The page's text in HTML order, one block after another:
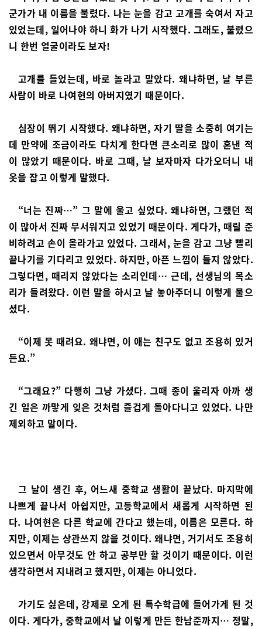
군가가 내 이름을 불렸다. 나는 눈을 감고 고개를 숙여서 자고
있었는데, 일어나야 하니 화가 나기 시작했다. 그래도, 불렸으
니 한번 얼굴이라도 보자!
고개를 들었는데, 바로 놀라고 말았다. 왜냐하면, 날 부른
사람이 바로 나여현의 아버지였기 때문이다.
심장이 뛰기 시작했다. 왜냐하면, 자기 딸을 소중히 여기는
데 만약에 조금이라도 다치게 한다면 큰소리로 많이 혼낸 적
이 많았기 때문이다. 바로 그때, 날 보자마자 다가오더니 내
옷을 잡고 이렇게 말했다.
“너는 진짜…” 그 말에 울고 싶었다. 왜냐하면, 그랬던 적
이 많아서 진짜 무서워지고 있었기 때문이다. 게다가, 때릴 준
비하려고 손이 올라가고 있었다. 그래서, 눈을 감고 그냥 빨리
끝나기를 기다리고 있었다. 하지만, 아픈 느낌이 들지 않았다.
그렇다면, 때리지 않았다는 소리인데… 근데, 선생님의 목소
리가 들려왔다. 이런 말을 하시고 날 놓아주더니 이렇게 물으
셨다.
“이제 못 때려요. 왜냐면, 이 애는 친구도 없고 조용히 있거
든요.”
“그래요?” 다행히 그냥 가셨다. 그때 종이 울리자 아까 생
긴 일은 까맣게 잊은 것처럼 즐겁게 돌아다니고 있었다. 나만
제외하고 말이다.
그 날이 생긴 후, 어느새 중학교 생활이 끝났다. 마지막에
나쁘게 끝나서 아쉽지만, 고등학교에서 새롭게 시작하면 된
다. 나여현은 다른 학교에 간다고 했는데, 이름은 모른다. 하
지만, 이제는 상관쓰지 않을 것이다. 왜냐면, 거기서도 조용히
있으면서 아무것도 안 하고 공부만 할 것이기 때문이다. 이런
생각하면서 지내려고 했지만, 이제는 아니었다.
가기도 싫은데, 강제로 오게 된 특수학급에 들어가게 된 것
이다. 게다가, 중학교에서 날 이렇게 만든 한남준까지… 정말,